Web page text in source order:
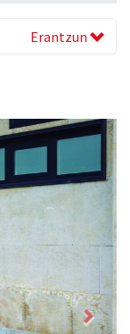
Erantzun
Next